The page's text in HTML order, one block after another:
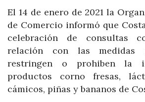
El 14 de enero de 2021 la
de Comercio informó que
celebración de consultas
relación con las medidas
restringen o prohiben la
productos corno fresas,
cámicos, piñas y bananos de